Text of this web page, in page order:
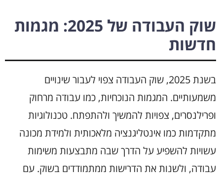
שוק העבודה של 2025: מגמות
חדשות
בשנת 2025, שוק העבודה צפוי לעבור שינויים
משמעותיים. המגמות הנוכחיות, כמו עבודה מרחוק
ופרילנסרים, צפויות להמשיך ולהתפתח. טכנולוגיות
מתקדמות כמו אינטליגנציה מלאכותית ולמידת מכונה
עשויות להשפיע על הדרך שבה מתבצעות משימות
עבודה, ולשנות את הדרישות ממתמודדים בשוק. עם